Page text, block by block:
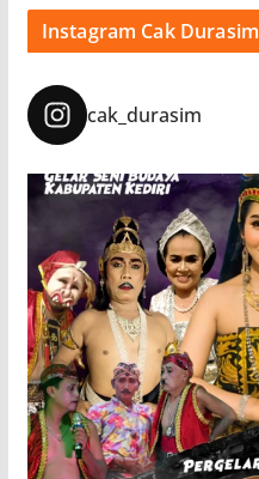
Instagram Cak Durasim
cak_durasim